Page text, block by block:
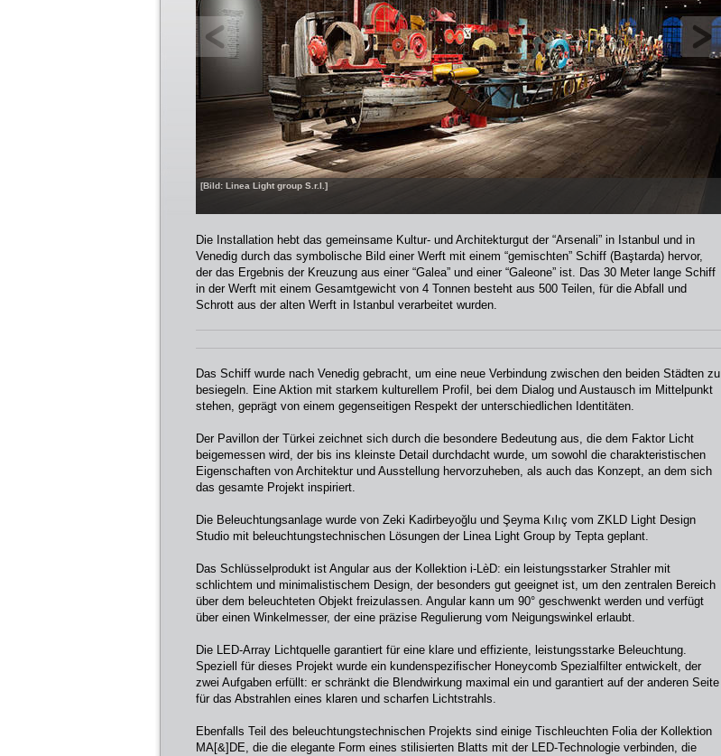
[Bild: Linea Light group S.r.l.]
Die Installation hebt das gemeinsame Kultur- und Architekturgut der “Arsenali” in Istanbul und in
Venedig durch das symbolische Bild einer Werft mit einem “gemischten” Schiff (Baştarda) hervor,
der das Ergebnis der Kreuzung aus einer “Galea” und einer “Galeone” ist. Das 30 Meter lange Schiff
in der Werft mit einem Gesamtgewicht von 4 Tonnen besteht aus 500 Teilen, für die Abfall und
Schrott aus der alten Werft in Istanbul verarbeitet wurden.
Das Schiff wurde nach Venedig gebracht, um eine neue Verbindung zwischen den beiden Städten zu
besiegeln. Eine Aktion mit starkem kulturellem Profil, bei dem Dialog und Austausch im Mittelpunkt
stehen, geprägt von einem gegenseitigen Respekt der unterschiedlichen Identitäten.
Der Pavillon der Türkei zeichnet sich durch die besondere Bedeutung aus, die dem Faktor Licht
beigemessen wird, der bis ins kleinste Detail durchdacht wurde, um sowohl die charakteristischen
Eigenschaften von Architektur und Ausstellung hervorzuheben, als auch das Konzept, an dem sich
das gesamte Projekt inspiriert.
Die Beleuchtungsanlage wurde von Zeki Kadirbeyoğlu und Şeyma Kılıç vom ZKLD Light Design
Studio mit beleuchtungstechnischen Lösungen der Linea Light Group by Tepta geplant.
Das Schlüsselprodukt ist Angular aus der Kollektion i-LèD: ein leistungsstarker Strahler mit
schlichtem und minimalistischem Design, der besonders gut geeignet ist, um den zentralen Bereich
über dem beleuchteten Objekt freizulassen. Angular kann um 90° geschwenkt werden und verfügt
über einen Winkelmesser, der eine präzise Regulierung vom Neigungswinkel erlaubt.
Die LED-Array Lichtquelle garantiert für eine klare und effiziente, leistungsstarke Beleuchtung.
Speziell für dieses Projekt wurde ein kundenspezifischer Honeycomb Spezialfilter entwickelt, der
zwei Aufgaben erfüllt: er schränkt die Blendwirkung maximal ein und garantiert auf der anderen Seite
für das Abstrahlen eines klaren und scharfen Lichtstrahls.
Ebenfalls Teil des beleuchtungstechnischen Projekts sind einige Tischleuchten Folia der Kollektion
MA[&]DE, die die elegante Form eines stilisierten Blatts mit der LED-Technologie verbinden, die